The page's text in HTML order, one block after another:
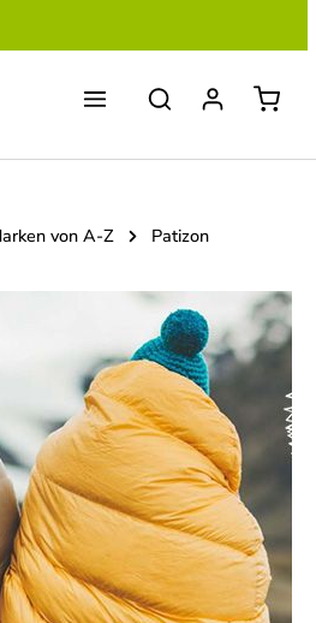
von A-Z Patizon